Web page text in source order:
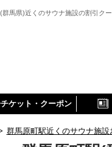
群馬県)近くのサウナ施設の割引ク
ケット・クーポン
群馬原町駅近くのサウナ施設